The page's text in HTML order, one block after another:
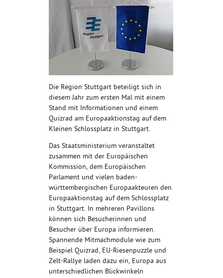
Die Region Stuttgart beteiligt sich in
diesem Jahr zum ersten Mal mit einem
Stand mit Informationen und einem
Quizrad am Europaaktionstag auf dem
Kleinen Schlossplatz in Stuttgart.
Das Staatsministerium veranstaltet
zusammen mit der Europäischen
Kommission, dem Europäischen
Parlament und vielen baden-
württembergischen Europaakteuren den
Europaaktionstag auf dem Schlossplatz
in Stuttgart. In mehreren Pavillons
können sich Besucherinnen und
Besucher über Europa informieren.
Spannende Mitmachmodule wie zum
Beispiel Quizrad, EU-Riesenpuzzle und
Zelt-Rallye laden dazu ein, Europa aus
unterschiedlichen Blickwinkeln